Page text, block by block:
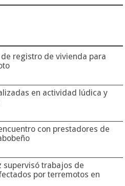
registro de vivienda para
en actividad lúdica y
con prestadores de
supervisó trabajos de
por terremotos en